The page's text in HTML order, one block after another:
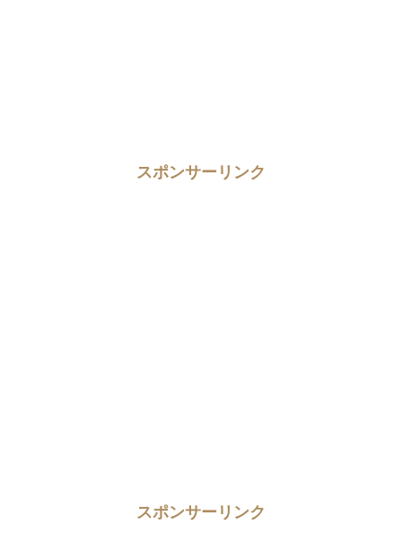
スポンサーリンク
スポンサーリンク